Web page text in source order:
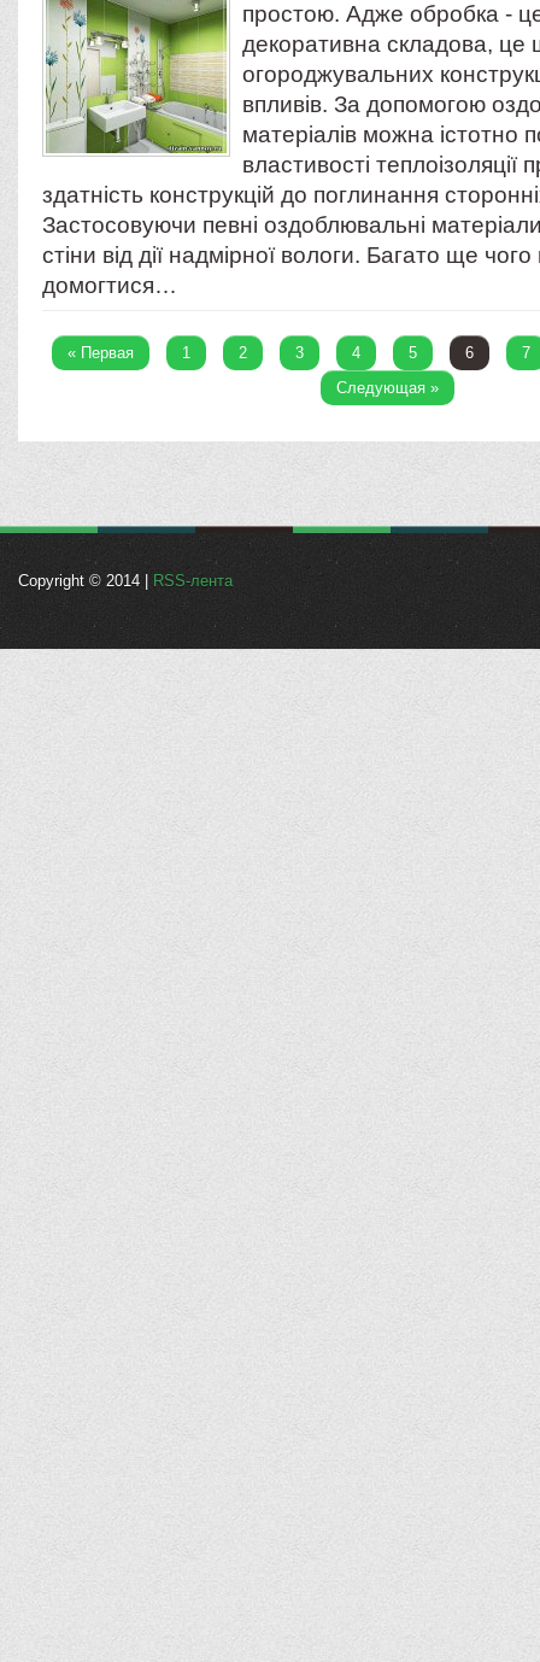
простою. Адже обробка -
декоративна складова, це
огороджувальних
впливів. За допомогою
матеріалів можна істотно
властивості теплоізоляції
здатність конструкцій до поглинання
Застосовуючи певні оздоблювальні
стіни від дії надмірної вологи. Багато ще
домогтися…
« Первая 1 2 3 4 5 6
7
Следующая »
Copyright © 2014 | RSS-лента